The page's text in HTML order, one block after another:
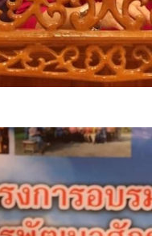
น
านของสินทรัพย์ขององ
บียนพัสดุและทรัพย์สิน